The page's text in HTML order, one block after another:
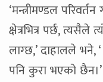
‘मन्त्रीमण्डल
क्षेत्रभित्र पर्छ, त्यसैले
लाग्छ,’ दाहालले भने,
पनि कुरा भएको छैन।’